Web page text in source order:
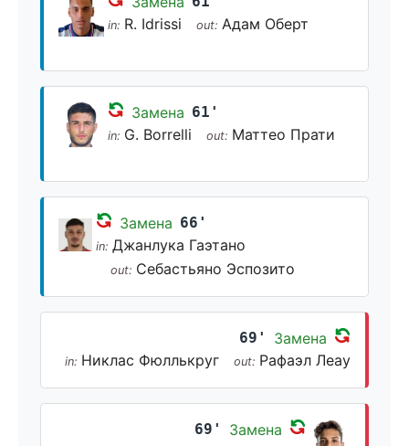
in: R. Idrissi out: Адам Оберт
Замена 61'
in: G. Borrelli out: Маттео Прати
Замена 66'
in: Джанлука Гаэтано
out: Себастьяно Эспозито
69' Замена
in: Никлас Фюллькруг out: Рафаэл Леау
69' Замена